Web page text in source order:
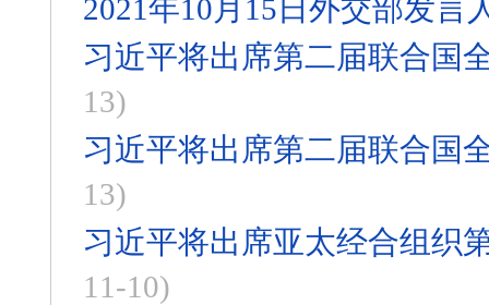
2021年10月15日外交部发言
习近平将出席第二届联合国
13)
习近平将出席第二届联合国
13)
习近平将出席亚太经合组织
11-10)